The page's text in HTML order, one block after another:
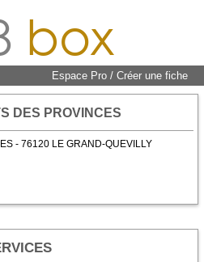
box
Espace Pro / Créer une fiche
DES PROVINCES
- 76120 LE GRAND-QUEVILLY